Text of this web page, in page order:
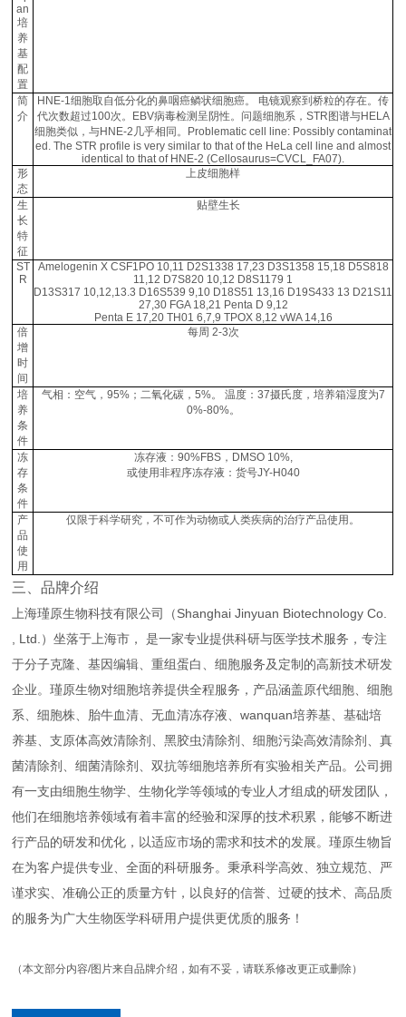
an
培
养
基
配
置
简
介
HNE-1细胞取自低分化的鼻咽癌鳞状细胞癌。 电镜观察到桥粒的存在。传
代次数超过100次。EBV病毒检测呈阴性。问题细胞系，STR图谱与HELA
细胞类似，与HNE-2几乎相同。Problematic cell line: Possibly contaminat
ed. The STR profile is very similar to that of the HeLa cell line and almost
identical to that of HNE-2 (Cellosaurus=CVCL_FA07).
形
态
上皮细胞样
生
长
特
征
贴壁生长
ST
R
Amelogenin X CSF1PO 10,11 D2S1338 17,23 D3S1358 15,18 D5S818
11,12 D7S820 10,12 D8S1179 1
D13S317 10,12,13.3 D16S539 9,10 D18S51 13,16 D19S433 13 D21S11
27,30 FGA 18,21 Penta D 9,12
Penta E 17,20 TH01 6,7,9 TPOX 8,12 vWA 14,16
倍
增
时
间
每周 2-3次
培
养
条
件
气相：空气，95%；二氧化碳，5%。 温度：37摄氏度，培养箱湿度为7
0%-80%。
冻
存
条
件
冻存液：90%FBS，DMSO 10%,
或使用非程序冻存液：货号JY-H040
产
品
使
用
仅限于科学研究，不可作为动物或人类疾病的治疗产品使用。
三、品牌介绍
上海瑾原生物科技有限公司（Shanghai Jinyuan Biotechnology Co.
, Ltd.）坐落于上海市， 是一家专业提供科研与医学技术服务，专注
于分子克隆、基因编辑、重组蛋白、细胞服务及定制的高新技术研发
企业。瑾原生物对细胞培养提供全程服务，产品涵盖原代细胞、细胞
系、细胞株、胎牛血清、无血清冻存液、wanquan培养基、基础培
养基、支原体高效清除剂、黑胶虫清除剂、细胞污染高效清除剂、真
菌清除剂、细菌清除剂、双抗等细胞培养所有实验相关产品。公司拥
有一支由细胞生物学、生物化学等领域的专业人才组成的研发团队，
他们在细胞培养领域有着丰富的经验和深厚的技术积累，能够不断进
行产品的研发和优化，以适应市场的需求和技术的发展。瑾原生物旨
在为客户提供专业、全面的科研服务。秉承科学高效、独立规范、严
谨求实、准确公正的质量方针，以良好的信誉、过硬的技术、高品质
的服务为广大生物医学科研用户提供更优质的服务！
（本文部分内容/图片来自品牌介绍，如有不妥，请联系修改更正或删除）